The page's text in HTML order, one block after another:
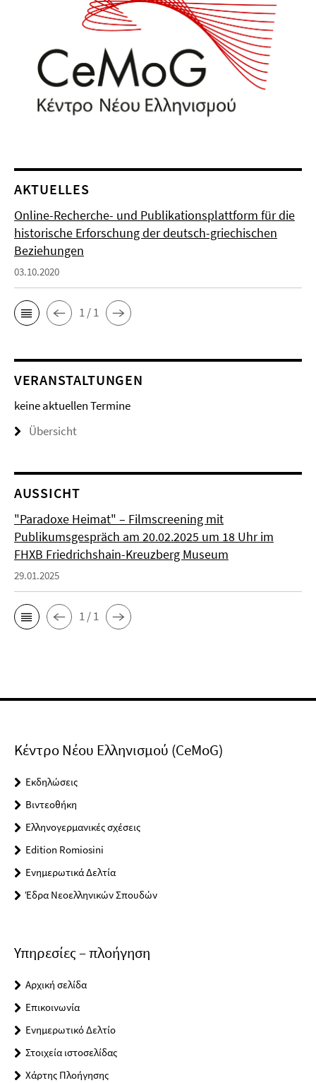
AKTUELLES
Online-Recherche- und Publikationsplattform für die
historische Erforschung der deutsch-griechischen
Beziehungen
03.10.2020
1 / 1
VERANSTALTUNGEN
keine aktuellen Termine
Übersicht
AUSSICHT
"Paradoxe Heimat" – Filmscreening mit
Publikumsgespräch am 20.02.2025 um 18 Uhr im
FHXB Friedrichshain-Kreuzberg Museum
29.01.2025
1 / 1
Κέντρο Νέου Ελληνισμού (CeMoG)
Εκδηλώσεις
Βιντεοθήκη
Ελληνογερμανικές σχέσεις
Edition Romiosini
Ενημερωτικά Δελτία
Έδρα Νεοελληνικών Σπουδών
Υπηρεσίες – πλοήγηση
Αρχική σελίδα
Επικοινωνία
Ενημερωτικό Δελτίο
Στοιχεία ιστοσελίδας
Χάρτης Πλοήγησης